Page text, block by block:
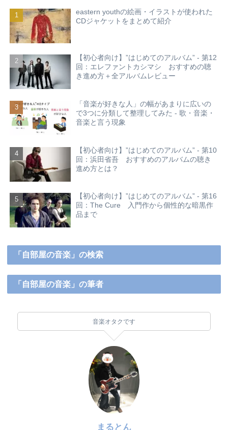
eastern youthの絵画・イラストが使われた
CDジャケットをまとめて紹介
【初心者向け】”はじめてのアルバム” - 第12
回：エレファントカシマシ おすすめの聴
き進め方＋全アルバムレビュー
「音楽が好きな人」の幅があまりに広いの
で3つに分類して整理してみた - 歌・音楽・
音楽と言う現象
【初心者向け】”はじめてのアルバム” - 第10
回：浜田省吾 おすすめのアルバムの聴き
進め方とは？
【初心者向け】”はじめてのアルバム” - 第16
回：The Cure 入門作から個性的な暗黒作
品まで
「自部屋の音楽」の検索
「自部屋の音楽」の筆者
音楽オタクです
まるとん